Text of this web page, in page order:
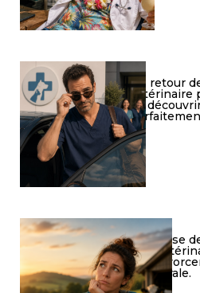
De retour
vétérinaire
de
Crise
rurale.